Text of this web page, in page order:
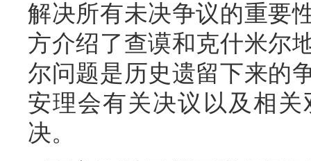
解决所有未决争议的重要
方介绍了查谟和克什米尔
尔问题是历史遗留下来的
安理会有关决议以及相
决。